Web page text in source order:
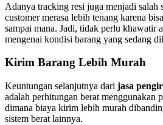
Adanya tracking resi juga menjadi salah
customer merasa lebih tenang karena
sampai mana. Jadi, tidak perlu khawatir
mengenai kondisi barang yang sedang
Kirim Barang Lebih Murah
Keuntungan selanjutnya dari jasa
adalah perhitungan berat menggunakan
dimana biaya kirim lebih murah
sistem berat lainnya.